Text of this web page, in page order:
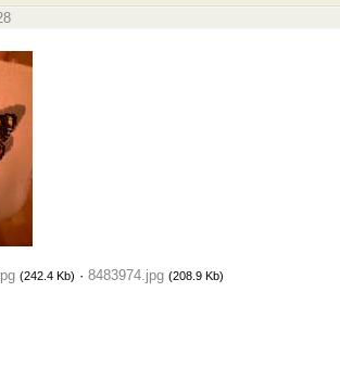
(242.4 Kb) · 8483974.jpg (208.9 Kb)